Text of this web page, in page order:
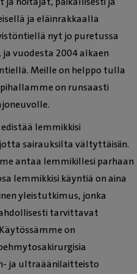
ja eläinrakkaalla
nyt jo puretussa
vuodesta 2004 alkaen
Meille on helppo tulla
on runsaasti
lemmikkisi
sairauksilta vältyttäisiin.
antaa lemmikillesi parhaan
lemmikkisi käyntiä on aina
yleistutkimus, jonka
tarvittavat
on
ja ultraäänilaitteisto